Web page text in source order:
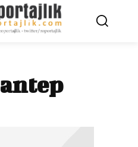
antep